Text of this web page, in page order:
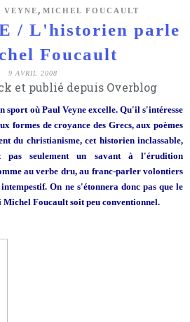
VEYNE , MICHEL FOUCAULT
/ L'historien parle
Foucault
9 AVRIL 2008
et publié depuis Overblog
sport où Paul Veyne excelle. Qu'il s'intéresse
formes de croyance des Grecs, aux poèmes
du christianisme, cet historien inclassable,
pas seulement un savant à l'érudition
au verbe dru, au franc-parler volontiers
On ne s'étonnera donc pas que le
Foucault soit peu conventionnel.